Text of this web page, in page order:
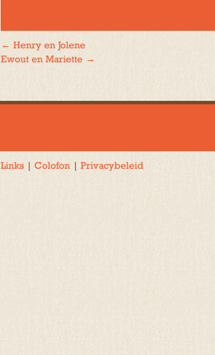
Bericht
navigatie
← Henry en Jolene
Ewout en Mariette →
Links | Colofon | Privacybeleid